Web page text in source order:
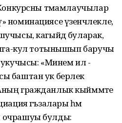
тәмамлаучылар
номинациясе үзенчәлекле,
кагыйдә буларак,
кул тотынышып баручы
«Минем ил -
баштан ук берлек
гражданлык кыйммәте
әгъзалары һәм
очрашуы булды: